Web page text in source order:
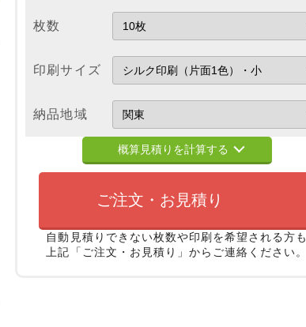
枚数
印刷サイズ
納品地域
概算見積りを計算する
ご注文・お見積り
自動見積りできない枚数や印刷を希望される方も
上記「ご注文・お見積り」からご連絡ください。